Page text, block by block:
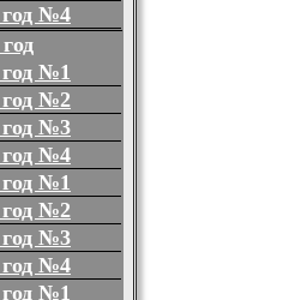
год №4
№1
год №2
год №3
год №4
№1
год №2
год №3
год №4
№1